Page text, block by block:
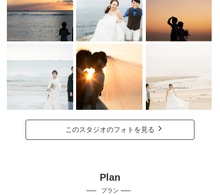
このスタジオのフォトを見る
Plan
プラン